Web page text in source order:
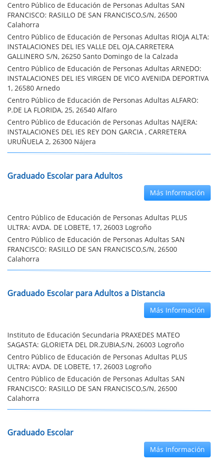
Centro Público de Educación de Personas Adultas SAN
FRANCISCO: RASILLO DE SAN FRANCISCO,S/N, 26500
Calahorra
Centro Público de Educación de Personas Adultas RIOJA ALTA:
INSTALACIONES DEL IES VALLE DEL OJA.CARRETERA
GALLINERO S/N, 26250 Santo Domingo de la Calzada
Centro Público de Educación de Personas Adultas ARNEDO:
INSTALACIONES DEL IES VIRGEN DE VICO AVENIDA DEPORTIVA
1, 26580 Arnedo
Centro Público de Educación de Personas Adultas ALFARO:
P.DE LA FLORIDA, 25, 26540 Alfaro
Centro Público de Educación de Personas Adultas NAJERA:
INSTALACIONES DEL IES REY DON GARCIA , CARRETERA
URUÑUELA 2, 26300 Nájera
Graduado Escolar para Adultos
Más Información
Centro Público de Educación de Personas Adultas PLUS
ULTRA: AVDA. DE LOBETE, 17, 26003 Logroño
Centro Público de Educación de Personas Adultas SAN
FRANCISCO: RASILLO DE SAN FRANCISCO,S/N, 26500
Calahorra
Graduado Escolar para Adultos a Distancia
Más Información
Instituto de Educación Secundaria PRAXEDES MATEO
SAGASTA: GLORIETA DEL DR.ZUBIA,S/N, 26003 Logroño
Centro Público de Educación de Personas Adultas PLUS
ULTRA: AVDA. DE LOBETE, 17, 26003 Logroño
Centro Público de Educación de Personas Adultas SAN
FRANCISCO: RASILLO DE SAN FRANCISCO,S/N, 26500
Calahorra
Graduado Escolar
Más Información